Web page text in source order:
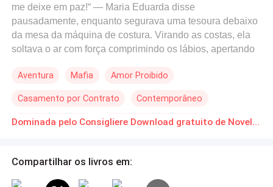
me deixe em paz!“ — Maria Eduarda disse
pausadamente, enquanto segurava uma tesoura debaixo
da mesa da máquina de costura. Virando as costas, ela
soltava o ar com força comprimindo os lábios, apertando
o rejeitado há quatro anos, só que agora, Maicon havia
dia após dia, fazê-lo se arrepender, sem sucesso. “Deixá-
la agora seria desperdício, não me desfaço de nada que
dedos. “Pra me possuir vai precisar de muito mais do que
Aventura Mafia Amor Proibido
Casamento por Contrato Contemporâneo
Enredo Acelerado De Inimigos a Amantes Dominada pelo Consigliere Download gratuito de Novelas Online em PDF
Compartilhar os livros em: